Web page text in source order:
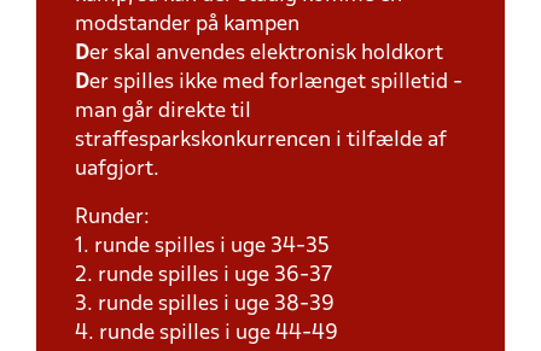
modstander på kampen
Der skal anvendes elektronisk holdkort
Der spilles ikke med forlænget spilletid -
man går direkte til
straffesparkskonkurrencen i tilfælde af
uafgjort.
Runder:
1. runde spilles i uge 34-35
2. runde spilles i uge 36-37
3. runde spilles i uge 38-39
4. runde spilles i uge 44-49